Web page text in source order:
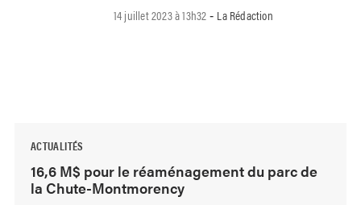
14 juillet 2023 à 13h32 - La Rédaction
ACTUALITÉS
16,6 M$ pour le réaménagement du parc de
la Chute-Montmorency